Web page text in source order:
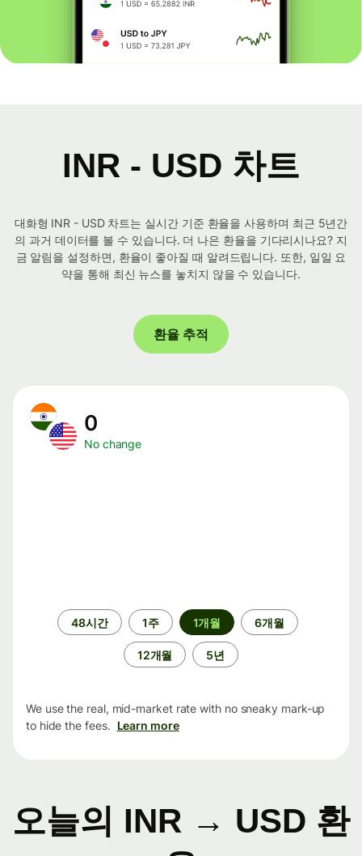
INR - USD 차트
대화형 INR - USD 차트는 실시간 기준 환율을 사용하며 최근 5년간
의 과거 데이터를 볼 수 있습니다. 더 나은 환율을 기다리시나요? 지
금 알림을 설정하면, 환율이 좋아질 때 알려드립니다. 또한, 일일 요
약을 통해 최신 뉴스를 놓치지 않을 수 있습니다.
환율 추적
0
No change
48시간 1주 1개월 6개월
12개월 5년
We use the real, mid-market rate with no sneaky mark-up
to hide the fees. Learn more
오늘의 INR → USD 환